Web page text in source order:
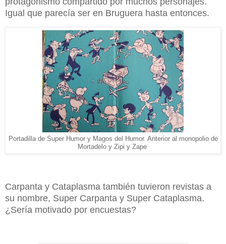
Igual que parecía ser en Bruguera hasta entonces.
Portadilla de Super Humor y Magos del Humor. Anterior al monopolio de
Mortadelo y Zipi y Zape
Carpanta y Cataplasma también tuvieron revistas a
su nombre, Super Carpanta y Super Cataplasma.
¿Sería motivado por encuestas?